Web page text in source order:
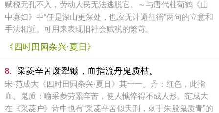
赋税无孔不入，劳动人民无法逃脱它。～与唐代杜荀鹤《山
中寡妇》中“任是深山更深处，也应无计避征徭”两句的立意和
手法相近。可用来表现旧社会赋税的繁苛。
《四时田园杂兴·夏日》
8. 采菱辛苦废犁锄，血指流丹鬼质枯。
宋·范成大《四时田园杂兴·夏日》其十一。丹：红色，此指
血。鬼质：喻采菱劳累辛苦，使人憔悴得不成人形。范成大
在《采菱户》诗中也有“采菱辛苦似天刑，刺手朱殷鬼质青”的